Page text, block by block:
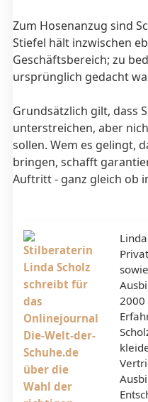
Zum Hosenanzug sind
Stiefel hält inzwischen
Geschäftsbereich; zu
ursprünglich gedacht
Grundsätzlich gilt, dass
unterstreichen, aber
sollen. Wem es gelingt,
bringen, schafft
Auftritt - ganz gleich ob
2000